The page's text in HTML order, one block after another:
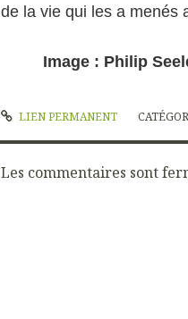
de la vie qui les a menés
Image : Philip
LIEN PERMANENT
Les commentaires sont